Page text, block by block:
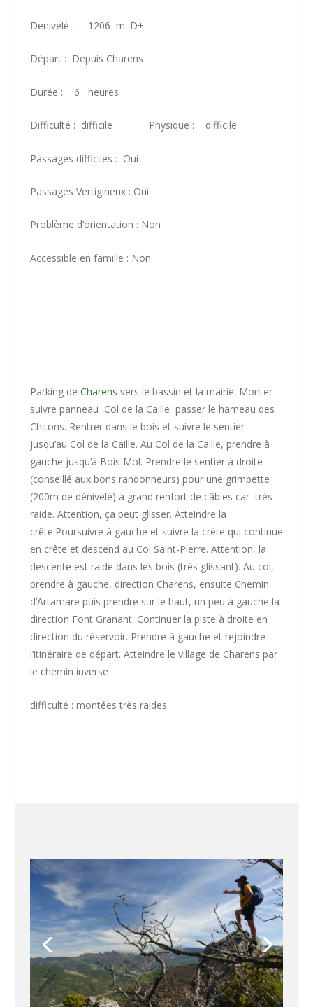
Denivelé : 1206 m. D+
Départ : Depuis Charens
Durée : 6 heures
Difficulté : difficile Physique : difficile
Passages difficiles : Oui
Passages Vertigineux : Oui
Problème d’orientation : Non
Accessible en famille : Non
Parking de Charens vers le bassin et la mairie. Monter
suivre panneau Col de la Caille passer le hameau des
Chitons. Rentrer dans le bois et suivre le sentier
jusqu’au Col de la Caille. Au Col de la Caille, prendre à
gauche jusqu’à Bois Mol. Prendre le sentier à droite
(conseillé aux bons randonneurs) pour une grimpette
(200m de dénivelé) à grand renfort de câbles car très
raide. Attention, ça peut glisser. Atteindre la
crête.Poursuivre à gauche et suivre la crête qui continue
en crête et descend au Col Saint-Pierre. Attention, la
descente est raide dans les bois (très glissant). Au col,
prendre à gauche, direction Charens, ensuite Chemin
d’Artamare puis prendre sur le haut, un peu à gauche la
direction Font Granant. Continuer la piste à droite en
direction du réservoir. Prendre à gauche et rejoindre
l’itinéraire de départ. Atteindre le village de Charens par
le chemin inverse .
difficulté : montées très raides